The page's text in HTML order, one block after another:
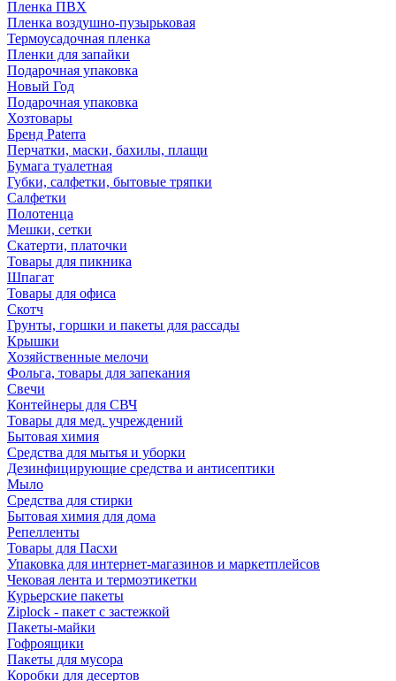
Пленка ПВХ
Пленка воздушно-пузырьковая
Термоусадочная пленка
Пленки для запайки
Подарочная упаковка
Новый Год
Подарочная упаковка
Хозтовары
Бренд Paterra
Перчатки, маски, бахилы, плащи
Бумага туалетная
Губки, салфетки, бытовые тряпки
Салфетки
Полотенца
Мешки, сетки
Скатерти, платочки
Товары для пикника
Шпагат
Товары для офиса
Скотч
Грунты, горшки и пакеты для рассады
Крышки
Хозяйственные мелочи
Фольга, товары для запекания
Свечи
Контейнеры для СВЧ
Товары для мед. учреждений
Бытовая химия
Средства для мытья и уборки
Дезинфицирующие средства и антисептики
Мыло
Средства для стирки
Бытовая химия для дома
Репелленты
Товары для Пасхи
Упаковка для интернет-магазинов и маркетплейсов
Чековая лента и термоэтикетки
Курьерские пакеты
Ziplock - пакет с застежкой
Пакеты-майки
Гофроящики
Пакеты для мусора
Коробки для десертов